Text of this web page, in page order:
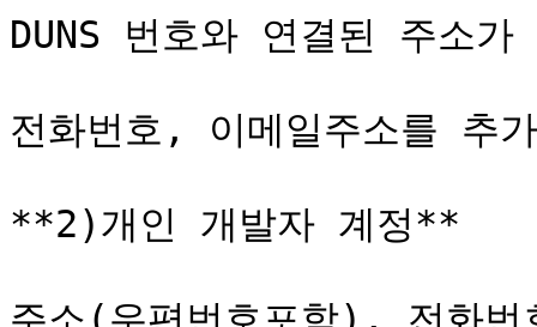
DUNS 번호와 연결된 주소
전화번호, 이메일주소를 추
**2)개인 개발자 계정**